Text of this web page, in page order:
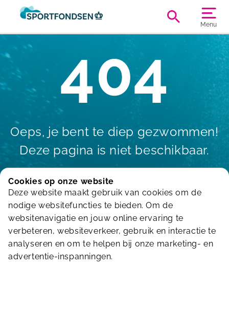
Menu
404
Oeps, je bent te diep gezwommen!
Deze pagina is niet beschikbaar.
Terug naar de homepagina
Stuur ons een bericht
Cookies op onze website
Deze website maakt gebruik van cookies om de
nodige websitefuncties te bieden. Om de
websitenavigatie en jouw online ervaring te
verbeteren, websiteverkeer, gebruik en interactie te
analyseren en om te helpen bij onze marketing- en
advertentie-inspanningen.